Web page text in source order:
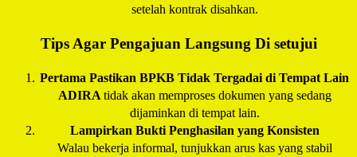
setelah kontrak disahkan.
Tips Agar Pengajuan Langsung Di setujui
Pertama Pastikan BPKB Tidak Tergadai di Tempat Lain
ADIRA tidak akan memproses dokumen yang sedang
dijaminkan di tempat lain.
Lampirkan Bukti Penghasilan yang Konsisten
Walau bekerja informal, tunjukkan arus kas yang stabil